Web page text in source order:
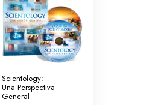
Scientology:
Una Perspectiva
General